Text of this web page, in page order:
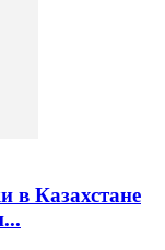
в Казахстане